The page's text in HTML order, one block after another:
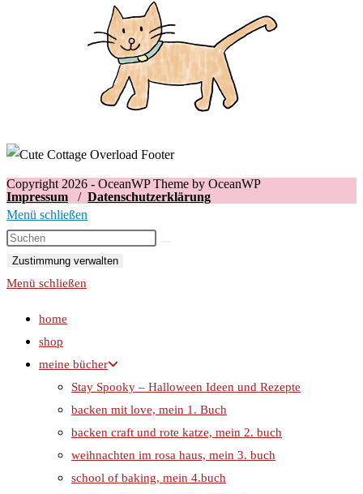
Copyright 2026 - OceanWP Theme by OceanWP
Impressum / Datenschutzerklärung
Menü schließen
Zustimmung verwalten
Menü schließen
home
shop
meine bücher
Stay Spooky – Halloween Ideen und Rezepte
backen mit love, mein 1. Buch
backen craft und rote katze, mein 2. buch
weihnachten im rosa haus, mein 3. buch
school of baking, mein 4.buch